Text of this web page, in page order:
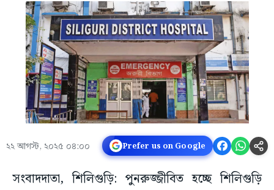
২২ আগস্ট, ২০২৫ ০৪:০০ Prefer us on Google
সংবাদদাতা, শিলিগুড়ি: পুনরুজ্জীবিত হচ্ছে শিলিগুড়ি